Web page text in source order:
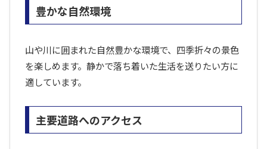
豊かな自然環境
山や川に囲まれた自然豊かな環境で、四季折々の景色
を楽しめます。静かで落ち着いた生活を送りたい方に
適しています。
主要道路へのアクセス